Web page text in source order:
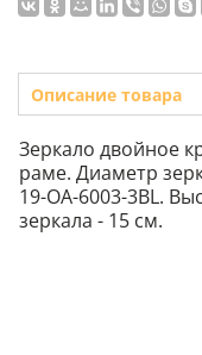
Описание товара
Зеркало двойное
раме. Диаметр
19-OA-6003-3BL.
зеркала - 15 см.